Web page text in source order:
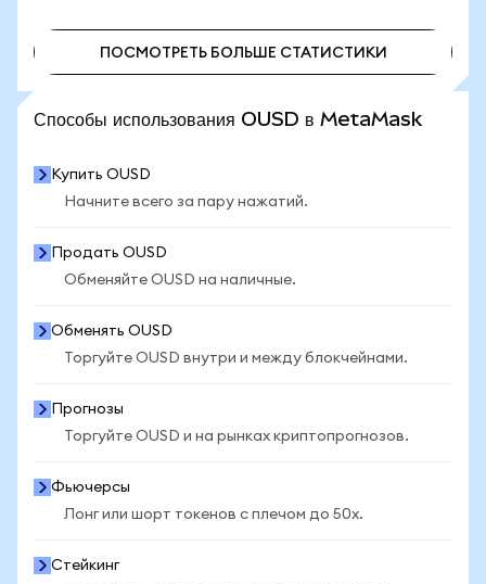
ПОСМОТРЕТЬ БОЛЬШЕ СТАТИСТИКИ
Способы использования OUSD в MetaMask
Купить OUSD
Начните всего за пару нажатий.
Продать OUSD
Обменяйте OUSD на наличные.
Обменять OUSD
Торгуйте OUSD внутри и между блокчейнами.
Прогнозы
Торгуйте OUSD и на рынках криптопрогнозов.
Фьючерсы
Лонг или шорт токенов с плечом до 50x.
Стейкинг